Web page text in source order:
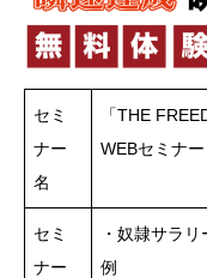
セミ
ナー
名
「THE
WEBセミナー
セミ
ナー
・奴隷サラ
例